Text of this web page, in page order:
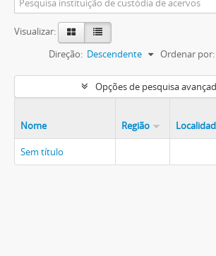
Visualizar:
Ordenar por:
Direção: Descendente
Opções de pesquisa
Nome Região
Sem título